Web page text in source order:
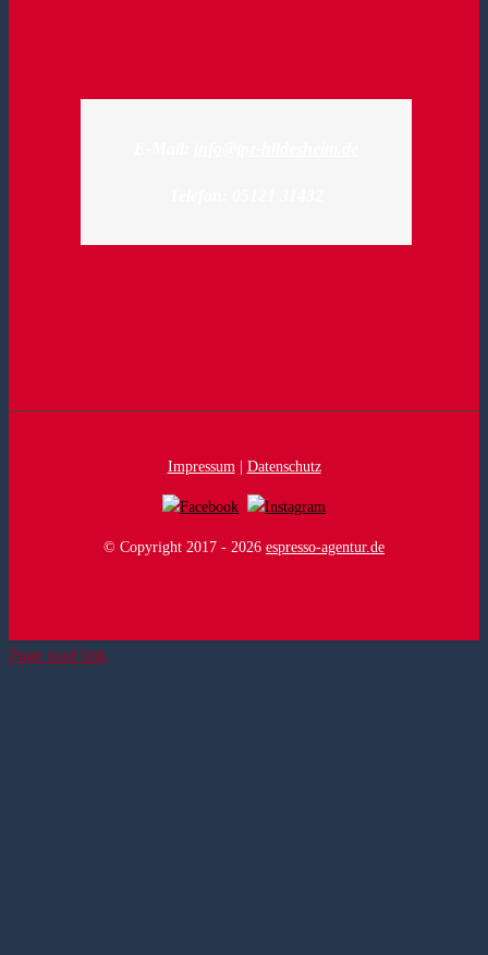
Impressum | Datenschutz
© Copyright 2017 - 2026 espresso-agentur.de
Page load link